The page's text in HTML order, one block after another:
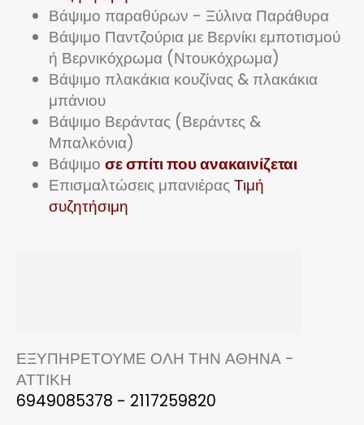
Βάψιμο παραθύρων - Ξύλινα Παράθυρα
Βάψιμο Παντζούρια με Βερνίκι εμποτισμού
ή Βερνικόχρωμα (Ντουκόχρωμα)
Βάψιμο πλακάκια κουζίνας & πλακάκια
μπάνιου
Βάψιμο Βεράντας (Βεράντες &
Μπαλκόνια)
Βάψιμο σε σπίτι που ανακαινίζεται
Επισμαλτώσεις μπανιέραςΤιμή
συζητήσιμη
ΕΞΥΠΗΡΕΤΟΥΜΕ ΟΛΗ ΤΗΝ ΑΘΗΝΑ -
ΑΤΤΙΚΗ
6949085378 - 2117259820